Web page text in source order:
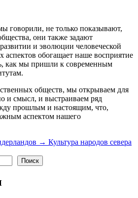
говорили, не только показывают,
они также задают
и эволюции человеческой
обогащает наше восприятие
как мы пришли к современным
обществ, мы открываем для
и смысл, и выстраиваем ряд
прошлым и настоящим, что,
аспектом нашего
→ Культура народов севера
Поиск